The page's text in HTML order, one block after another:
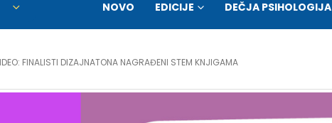
NOVO EDICIJE DEČJA PSIHOLOGIJA
FINALISTI DIZAJNATONA NAGRAĐENI STEM KNJIGAMA